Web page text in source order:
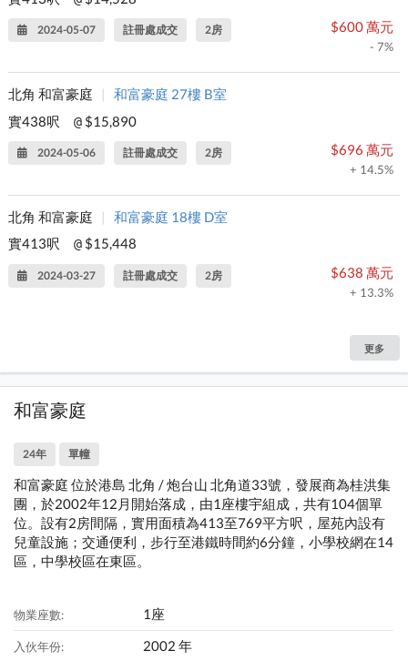
2024-05-07 註冊處成交 2房 $600 萬元
- 7%
北角 和富豪庭
和富豪庭 27樓 B室
實438呎
@ $15,890
2024-05-06 註冊處成交 2房 $696 萬元
+ 14.5%
北角 和富豪庭 |
和富豪庭 18樓 D室
實413呎
@ $15,448
2024-03-27 註冊處成交 2房 $638 萬元
+ 13.3%
更多
和富豪庭
24年 單幢
和富豪庭 位於港島 北角 / 炮台山 北角道33號，發展商為桂洪集
團，於2002年12月開始落成，由1座樓宇組成，共有104個單
位。設有2房間隔，實用面積為413至769平方呎，屋苑內設有
兒童設施；交通便利，步行至港鐵時間約6分鐘，小學校網在14
區，中學校區在東區。
物業座數: 1座
入伙年份: 2002 年